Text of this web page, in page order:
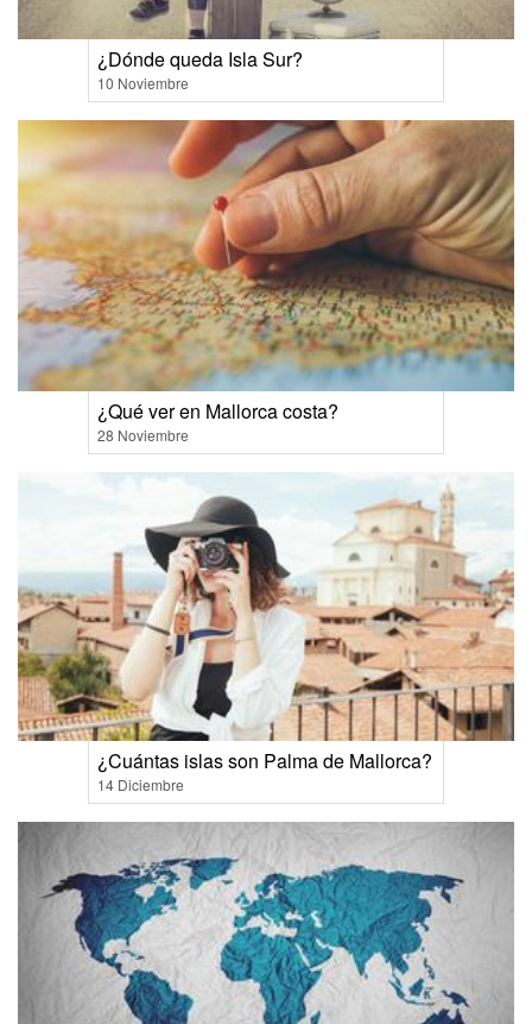
¿Dónde queda Isla Sur?
10 Noviembre
¿Qué ver en Mallorca costa?
28 Noviembre
¿Cuántas islas son Palma de Mallorca?
14 Diciembre